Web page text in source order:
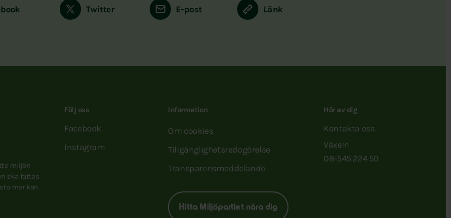
Twitter E-post Länk
miljön
ska fattas
mer kan
Följ oss
Facebook
Instagram
Information
Om cookies
Tillgänglighetsredogörelse
Transparensmeddelande
Hitta Miljöpartiet nära dig
Hör av dig
Kontakta oss
Växeln
08-545 224 50